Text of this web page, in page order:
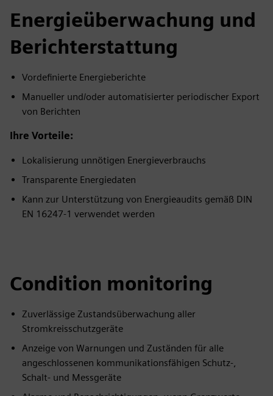
Energieüberwachung und
Berichterstattung
Vordefinierte Energieberichte
Manueller und/oder automatisierter periodischer Export
von Berichten
Ihre Vorteile:
Lokalisierung unnötigen Energieverbrauchs
Transparente Energiedaten
Kann zur Unterstützung von Energieaudits gemäß DIN
EN 16247-1 verwendet werden
Condition monitoring
Zuverlässige Zustandsüberwachung aller
Stromkreisschutzgeräte
Anzeige von Warnungen und Zuständen für alle
angeschlossenen kommunikationsfähigen Schutz-,
Schalt- und Messgeräte